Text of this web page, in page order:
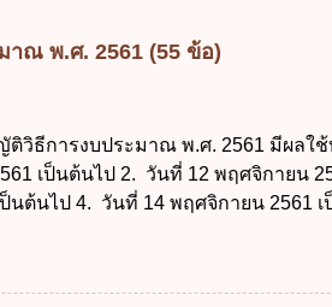
าณ พ.ศ. 2561 (55 ข้อ)
วิธีการงบประมาณ พ.ศ. 2561 มีผลใช้
เป็นต้นไป 2. วันที่ 12 พฤศจิกายน
นต้นไป 4. วันที่ 14 พฤศจิกายน 2561
พ.ศ. 2502 2. พระราชบัญญัติวิธีการง
ญัติวิธีการงบประมาณ (ฉบับที่ 6) พ.ศ.